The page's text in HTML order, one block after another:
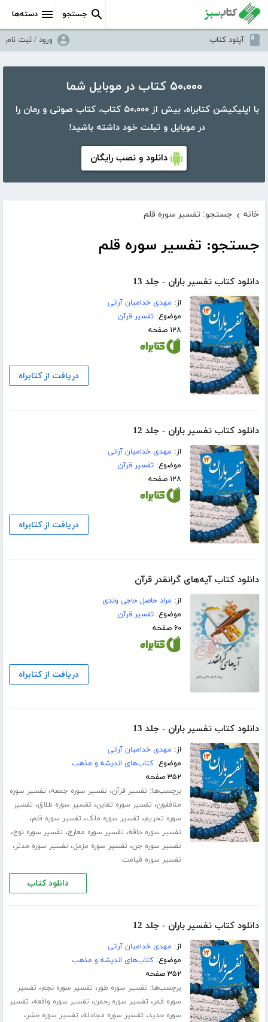
دسته‌ها جستجو
آپلود کتاب ورود / ثبت نام
۵۰،۰۰۰ کتاب در موبایل شما
با اپلیکیشن کتابراه، بیش از ۵۰،۰۰۰ کتاب، کتاب صوتی و رمان را
در موبایل و تبلت خود داشته باشید!
دانلود و نصب رایگان
خانه › جستجو: تفسیر سوره قلم
جستجو: تفسیر سوره قلم
دانلود کتاب تفسیر باران - جلد 13
از: مهدی خدامیان آرانی
موضوع:تفسیر قرآن
۱۲۸ صفحه
دریافت از کتابراه
دانلود کتاب تفسیر باران - جلد 12
از: مهدی خدامیان آرانی
موضوع:تفسیر قرآن
۱۲۸ صفحه
دریافت از کتابراه
دانلود کتاب آیه‌های گرانقدر قرآن
از: مراد حاصل حاجی وندی
موضوع:تفسیر قرآن
۶۰ صفحه
دریافت از کتابراه
دانلود کتاب تفسیر باران - جلد 13
از: مهدی خدامیان آرانی
موضوع:کتاب‌های اندیشه و مذهب
۳۵۲ صفحه
برچسب‌ها: تفسیر قرآن، تفسیر سوره جمعه، تفسیر سوره
منافقون، تفسیر سوره تغابن، تفسیر سوره طلاق، تفسیر
سوره تحریم، تفسیر سوره ملک، تفسیر سوره قلم،
تفسیر سوره حاقه، تفسیر سوره معارج، تفسیر سوره نوح،
تفسیر سوره جن، تفسیر سوره مزمل، تفسیر سوره مدثر،
تفسیر سوره قیامت
دانلود کتاب
دانلود کتاب تفسیر باران - جلد 12
از: مهدی خدامیان آرانی
موضوع:کتاب‌های اندیشه و مذهب
۳۵۲ صفحه
برچسب‌ها: تفسیر سوره طور، تفسیر سوره نجم، تفسیر
سوره قمر، تفسیر سوره رحمن، تفسیر سوره واقعه، تفسیر
سوره حدید، تفسیر سوره مجادله، تفسیر سوره حشر،